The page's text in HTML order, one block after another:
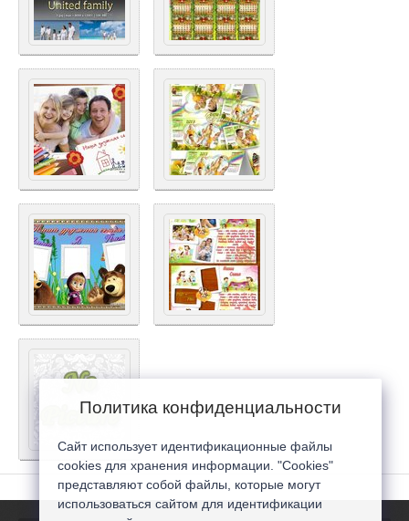
Политика конфиденциальности
Сайт использует идентификационные файлы
cookies для хранения информации. "Cookies"
представляют собой файлы, которые могут
использоваться сайтом для идентификации